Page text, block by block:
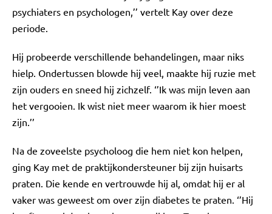
psychiaters en psychologen,’’ vertelt Kay over deze
periode.
Hij probeerde verschillende behandelingen, maar niks
hielp. Ondertussen blowde hij veel, maakte hij ruzie met
zijn ouders en sneed hij zichzelf. ‘’Ik was mijn leven aan
het vergooien. Ik wist niet meer waarom ik hier moest
zijn.’’
Na de zoveelste psycholoog die hem niet kon helpen,
ging Kay met de praktijkondersteuner bij zijn huisarts
praten. Die kende en vertrouwde hij al, omdat hij er al
vaker was geweest om over zijn diabetes te praten. ‘’Hij